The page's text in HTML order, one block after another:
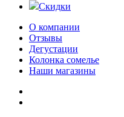
Скидки
О компании
Отзывы
Дегустации
Колонка сомелье
Наши магазины